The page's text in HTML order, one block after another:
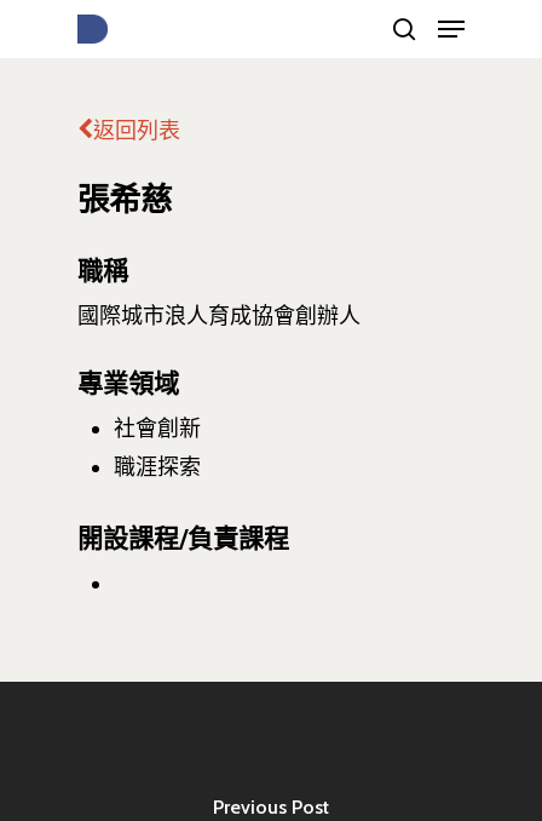
按下Enter開始搜尋，或Esc關閉跳窗
返回列表
張希慈
職稱
國際城市浪人育成協會創辦人
專業領域
社會創新
職涯探索
開設課程/負責課程
Previous Post